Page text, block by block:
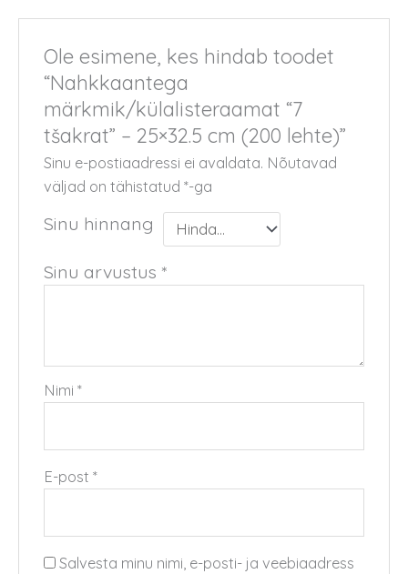
Ole esimene, kes hindab toodet
“Nahkkaantega
märkmik/külalisteraamat “7
tšakrat” – 25×32.5 cm (200 lehte)”
Sinu e-postiaadressi ei avaldata. Nõutavad
väljad on tähistatud*-ga
Sinu hinnang
Sinu arvustus *
Nimi*
E-post*
Salvesta minu nimi, e-posti- ja veebiaadress